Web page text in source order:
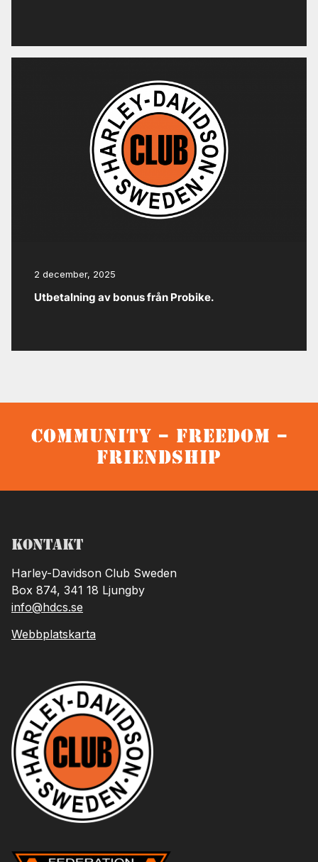
2 december, 2025
Utbetalning av bonus från Probike.
Community – Freedom –
Friendship
Kontakt
Harley-Davidson Club Sweden
Box 874, 341 18 Ljungby
info@hdcs.se
Webbplatskarta